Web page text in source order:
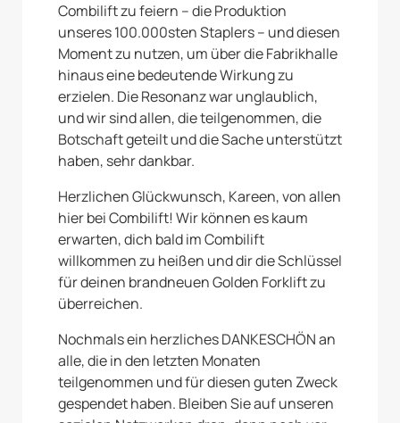
Combilift zu feiern – die Produktion
unseres 100.000sten Staplers – und diesen
Moment zu nutzen, um über die Fabrikhalle
hinaus eine bedeutende Wirkung zu
erzielen. Die Resonanz war unglaublich,
und wir sind allen, die teilgenommen, die
Botschaft geteilt und die Sache unterstützt
haben, sehr dankbar.
Herzlichen Glückwunsch, Kareen, von allen
hier bei Combilift! Wir können es kaum
erwarten, dich bald im Combilift
willkommen zu heißen und dir die Schlüssel
für deinen brandneuen Golden Forklift zu
überreichen.
Nochmals ein herzliches DANKESCHÖN an
alle, die in den letzten Monaten
teilgenommen und für diesen guten Zweck
gespendet haben. Bleiben Sie auf unseren